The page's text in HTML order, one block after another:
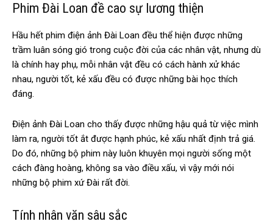
Phim Đài Loan đề cao sự lương thiện
Hầu hết phim điện ảnh Đài Loan đều thể hiện được những
trầm luân sóng gió trong cuộc đời của các nhân vật, nhưng dù
là chính hay phụ, mỗi nhân vật đều có cách hành xử khác
nhau, người tốt, kẻ xấu đều có được những bài học thích
đáng.
Điện ảnh Đài Loan cho thấy được những hậu quả từ việc mình
làm ra, người tốt ắt được hạnh phúc, kẻ xấu nhất định trả giá.
Do đó, những bộ phim này luôn khuyên mọi người sống một
cách đàng hoàng, không sa vào điều xấu, vì vậy mới nói
những bộ phim xứ Đài rất đời.
Tính nhân văn sâu sắc